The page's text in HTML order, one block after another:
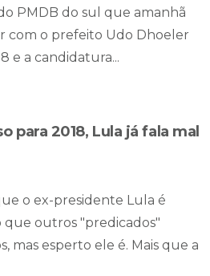
PMDB do sul que amanhã
com o prefeito Udo Dhoeler
e a candidatura...
para 2018, Lula já fala mal
o ex-presidente Lula é
que outros "predicados"
mas esperto ele é. Mais que a